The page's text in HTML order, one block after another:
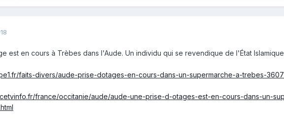
est en cours à Trèbes dans l'Aude. Un individu qui se revendique de l'État
faits-divers/aude-prise-dotages-en-cours-dans-un-supermarche-a-trebes-
france/occitanie/aude/aude-une-prise-d-otages-est-en-cours-dans-un-